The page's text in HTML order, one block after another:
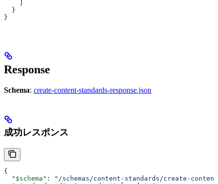
  }
}
Response
Schema: create-content-standards-response.json
成功レスポンス
{
  "$schema"
:
"/schemas/content-standards/create-